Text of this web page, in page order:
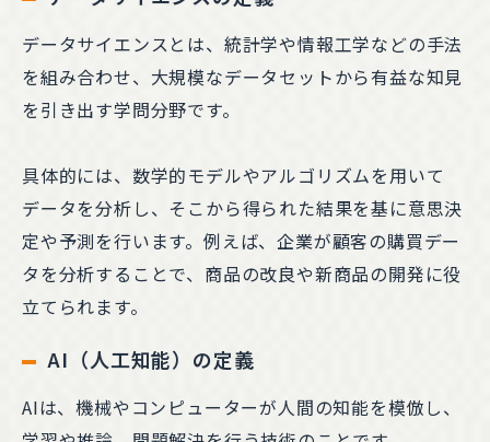
データサイエンスとは、統計学や情報工学などの手法
を組み合わせ、大規模なデータセットから有益な知見
を引き出す学問分野です。
具体的には、数学的モデルやアルゴリズムを用いて
データを分析し、そこから得られた結果を基に意思決
定や予測を行います。例えば、企業が顧客の購買デー
タを分析することで、商品の改良や新商品の開発に役
立てられます。
AI（人工知能）の定義
AIは、機械やコンピューターが人間の知能を模倣し、